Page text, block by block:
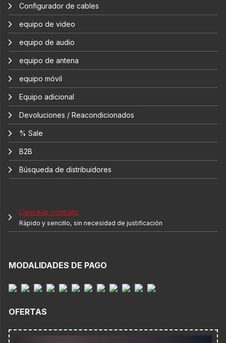
Configurador de cables
equipo de video
equipo de audio
equipo de antena
equipo móvil
Equipo adicional
Devoluciones / Reacondicionados
% Sale
B2B
Búsqueda de distribuidores
Cancelar contrato
Rápido y sencillo, sin necesidad de justificación
MODALIDADES DE PAGO
OFERTAS